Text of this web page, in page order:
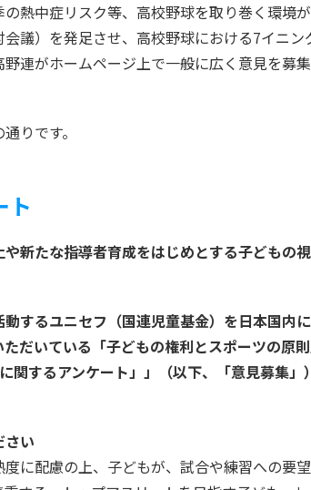
熱中症リスク等、高校野球を取り巻く環境
議）を発足させ、高校野球における7イニ
連がホームページ上で一般に広く意見を募
りです。
ト
新たな指導者育成をはじめとする子どもの
するユニセフ（国連児童基金）を日本国内
だいている「子どもの権利とスポーツの原
関するアンケート」」（以下、「意見募集
さい
度に配慮の上、子どもが、試合や練習への要